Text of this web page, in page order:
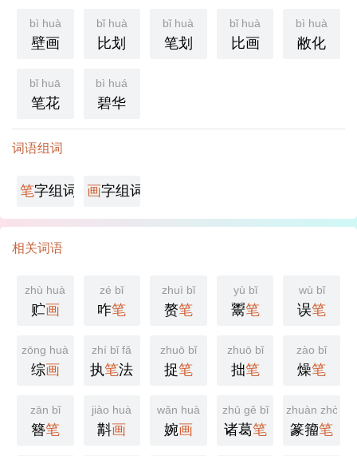
bì huà
壁画
bǐ huà
比划
bǐ huà
笔划
bǐ huà
比画
bì huà
敝化
bǐ huā
笔花
bì huá
碧华
词语组词
笔字组词 画字组词
相关词语
zhù huà
贮画
zé bǐ
咋笔
zhuì bǐ
赘笔
yù bǐ
鬻笔
wù bǐ
误笔
zōng huà
综画
zhí bǐ fǎ
执笔法
zhuō bǐ
捉笔
zhuō bǐ
拙笔
zào bǐ
燥笔
zān bǐ
簪笔
jiào huà
斠画
wǎn huà
婉画
zhū gě bǐ
诸葛笔
zhuàn zhòu bǐ
篆籀笔